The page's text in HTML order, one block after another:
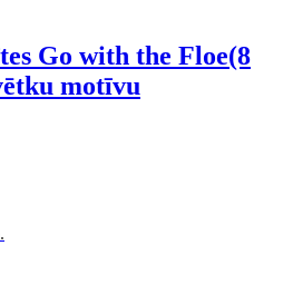
Go with the Floe(8
motīvu